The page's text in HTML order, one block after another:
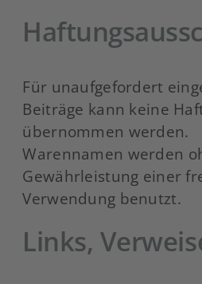
Für unaufgefordert
Beiträge kann keine
übernommen werden.
Warennamen werden
Gewährleistung einer
Verwendung benutzt.
Links,